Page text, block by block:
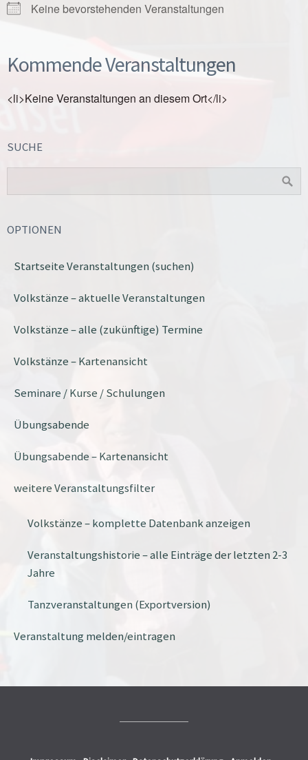
Keine bevorstehenden Veranstaltungen
Kommende Veranstaltungen
<li>Keine Veranstaltungen an diesem Ort</li>
SUCHE
OPTIONEN
Startseite Veranstaltungen (suchen)
Volkstänze – aktuelle Veranstaltungen
Volkstänze – alle (zukünftige) Termine
Volkstänze – Kartenansicht
Seminare / Kurse / Schulungen
Übungsabende
Übungsabende – Kartenansicht
weitere Veranstaltungsfilter
Volkstänze – komplette Datenbank anzeigen
Veranstaltungshistorie – alle Einträge der letzten 2-3
Jahre
Tanzveranstaltungen (Exportversion)
Veranstaltung melden/eintragen